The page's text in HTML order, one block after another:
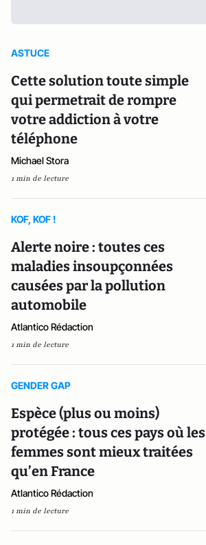
ASTUCE
Cette solution toute simple
qui permetrait de rompre
votre addiction à votre
téléphone
Michael Stora
1 min de lecture
KOF, KOF !
Alerte noire : toutes ces
maladies insoupçonnées
causées par la pollution
automobile
Atlantico Rédaction
1 min de lecture
GENDER GAP
Espèce (plus ou moins)
protégée : tous ces pays où les
femmes sont mieux traitées
qu’en France
Atlantico Rédaction
1 min de lecture